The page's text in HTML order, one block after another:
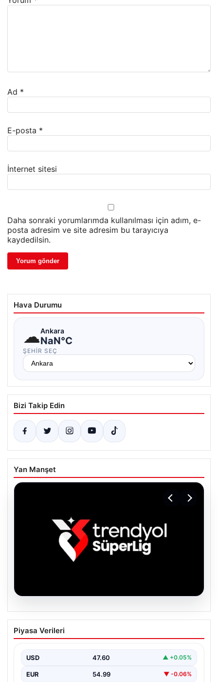
Ad *
E-posta *
İnternet sitesi
Daha sonraki yorumlarımda kullanılması için adım, e-
posta adresim ve site adresim bu tarayıcıya
kaydedilsin.
Hava Durumu
☁Ankara
NaN°C
ŞEHIR SEÇ
Bizi Takip Edin
Yan Manşet
TFF’den isim sponsorluğu açıklaması!
Trendyol Süper Lig…
Piyasa Verileri
USD 47.60 ▲ +0.05%
EUR 54.99 ▼ -0.06%